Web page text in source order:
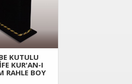
KUTULU
KUR'AN-I
RAHLE BOY